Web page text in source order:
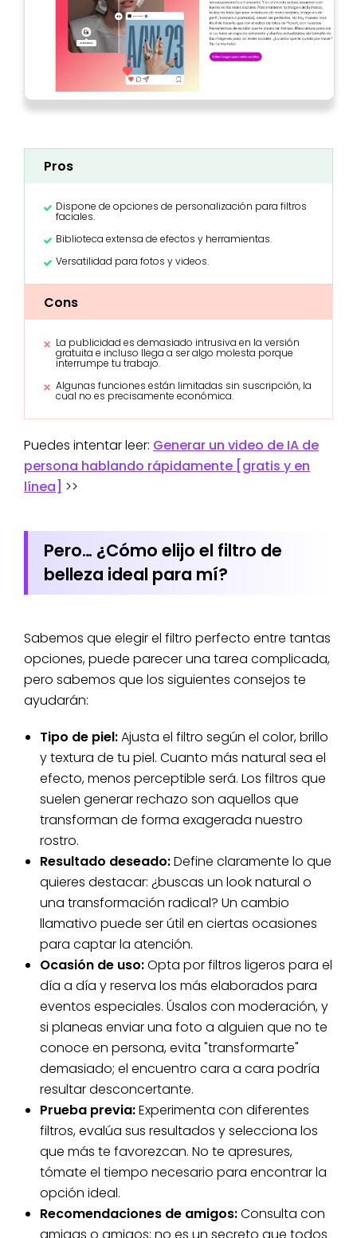
Pros
Dispone de opciones de personalización para filtros
faciales.
Biblioteca extensa de efectos y herramientas.
Versatilidad para fotos y videos.
Cons
La publicidad es demasiado intrusiva en la versión
gratuita e incluso llega a ser algo molesta porque
interrumpe tu trabajo.
Algunas funciones están limitadas sin suscripción, la
cual no es precisamente económica.
Puedes intentar leer: Generar un video de IA de
persona hablando rápidamente [gratis y en
línea] >>
Pero… ¿Cómo elijo el filtro de
belleza ideal para mí?
Sabemos que elegir el filtro perfecto entre tantas
opciones, puede parecer una tarea complicada,
pero sabemos que los siguientes consejos te
ayudarán:
Tipo de piel:Ajusta el filtro según el color, brillo
y textura de tu piel. Cuanto más natural sea el
efecto, menos perceptible será. Los filtros que
suelen generar rechazo son aquellos que
transforman de forma exagerada nuestro
rostro.
Resultado deseado:Define claramente lo que
quieres destacar: ¿buscas un look natural o
una transformación radical? Un cambio
llamativo puede ser útil en ciertas ocasiones
para captar la atención.
Ocasión de uso:Opta por filtros ligeros para el
día a día y reserva los más elaborados para
eventos especiales. Úsalos con moderación, y
si planeas enviar una foto a alguien que no te
conoce en persona, evita "transformarte"
demasiado; el encuentro cara a cara podría
resultar desconcertante.
Prueba previa:Experimenta con diferentes
filtros, evalúa sus resultados y selecciona los
que más te favorezcan. No te apresures,
tómate el tiempo necesario para encontrar la
opción ideal.
Recomendaciones de amigos:Consulta con
amigas o amigos; no es un secreto que todos